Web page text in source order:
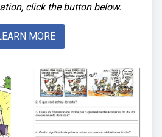
click the button below.
MORE